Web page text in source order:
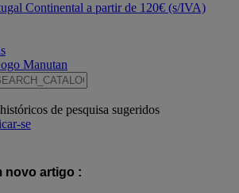
Continental a partir de 120€ (s/IVA)
de pesquisa sugeridos
se
novo artigo :